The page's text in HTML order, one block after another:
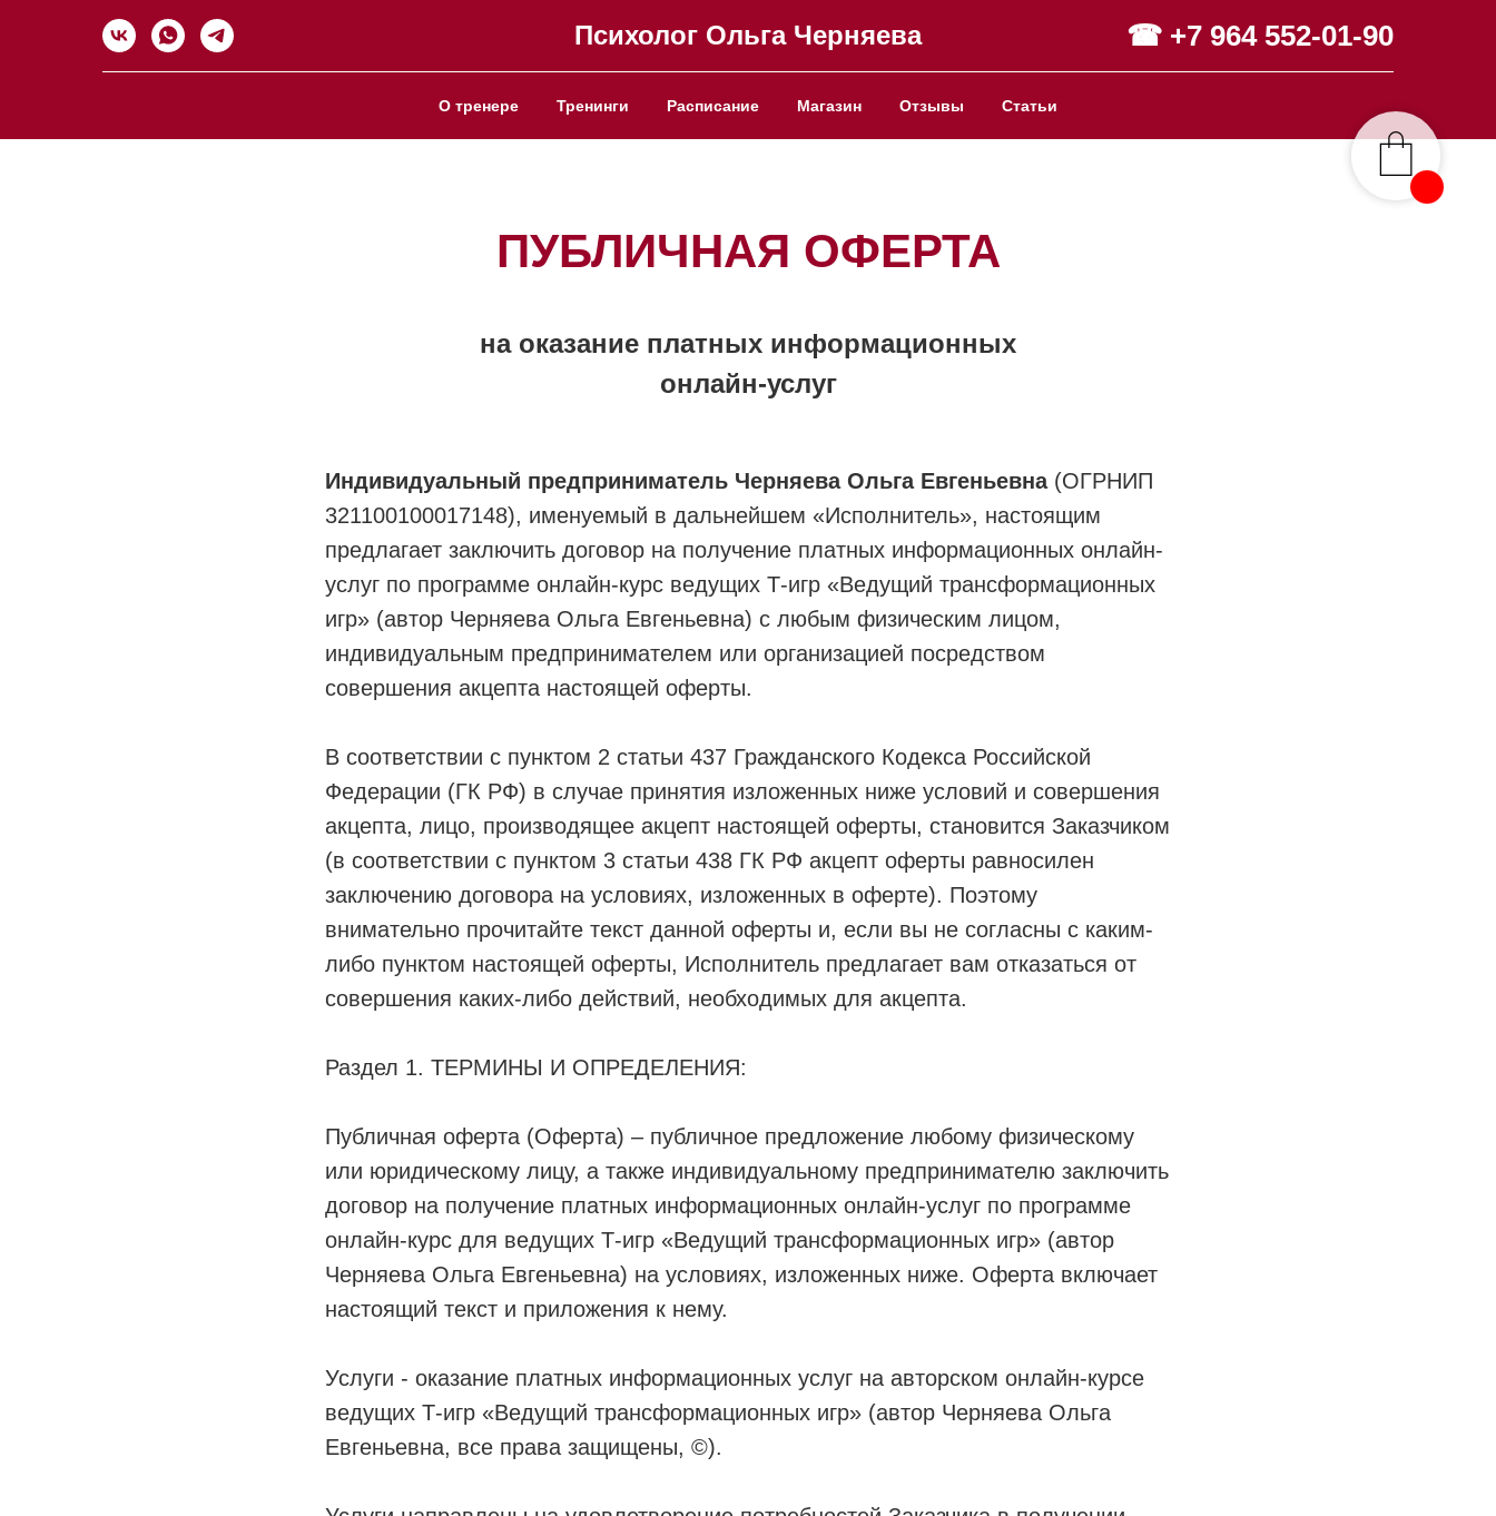
Психолог Ольга Черняева ☎ +7 964 552-01-90
О тренере Тренинги Расписание Магазин Отзывы Статьи
ПУБЛИЧНАЯ ОФЕРТА
на оказание платных информационных
онлайн-услуг
Индивидуальный предприниматель Черняева Ольга Евгеньевна(ОГРНИП
321100100017148), именуемый в дальнейшем «Исполнитель», настоящим
предлагает заключить договор на получение платных информационных онлайн-
услуг по программе онлайн-курс ведущих Т-игр «Ведущий трансформационных
игр» (автор Черняева Ольга Евгеньевна) с любым физическим лицом,
индивидуальным предпринимателем или организацией посредством
совершения акцепта настоящей оферты.
В соответствии с пунктом 2 статьи 437 Гражданского Кодекса Российской
Федерации (ГК РФ) в случае принятия изложенных ниже условий и совершения
акцепта, лицо, производящее акцепт настоящей оферты, становится Заказчиком
(в соответствии с пунктом 3 статьи 438 ГК РФ акцепт оферты равносилен
заключению договора на условиях, изложенных в оферте). Поэтому
внимательно прочитайте текст данной оферты и, если вы не согласны с каким-
либо пунктом настоящей оферты, Исполнитель предлагает вам отказаться от
совершения каких-либо действий, необходимых для акцепта.
Раздел 1. ТЕРМИНЫ И ОПРЕДЕЛЕНИЯ:
Публичная оферта (Оферта) – публичное предложение любому физическому
или юридическому лицу, а также индивидуальному предпринимателю заключить
договор на получение платных информационных онлайн-услуг по программе
онлайн-курс для ведущих Т-игр «Ведущий трансформационных игр» (автор
Черняева Ольга Евгеньевна) на условиях, изложенных ниже. Оферта включает
настоящий текст и приложения к нему.
Услуги - оказание платных информационных услуг на авторском онлайн-курсе
ведущих Т-игр «Ведущий трансформационных игр» (автор Черняева Ольга
Евгеньевна, все права защищены, ©).